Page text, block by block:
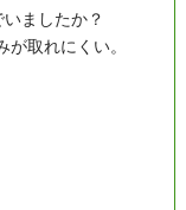
ましたか？
取れにくい。